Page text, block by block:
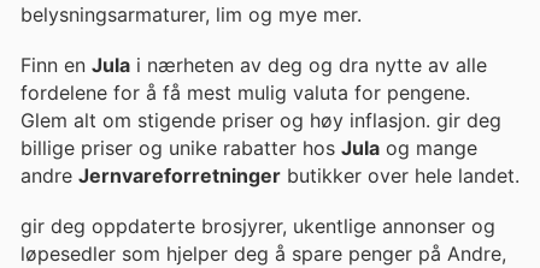
belysningsarmaturer, lim og mye mer.
Finn en Jula i nærheten av deg og dra nytte av alle
fordelene for å få mest mulig valuta for pengene.
Glem alt om stigende priser og høy inflasjon. gir deg
billige priser og unike rabatter hos Jula og mange
andre Jernvareforretninger butikker over hele landet.
gir deg oppdaterte brosjyrer, ukentlige annonser og
løpesedler som hjelper deg å spare penger på Andre,